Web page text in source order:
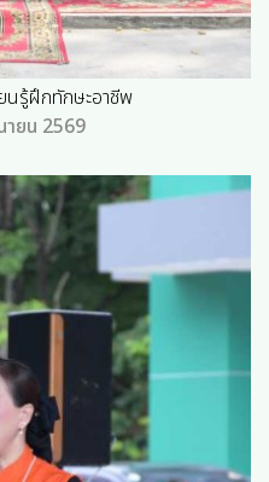
นรู้ฝึกทักษะอาชีพ
ายน 2569